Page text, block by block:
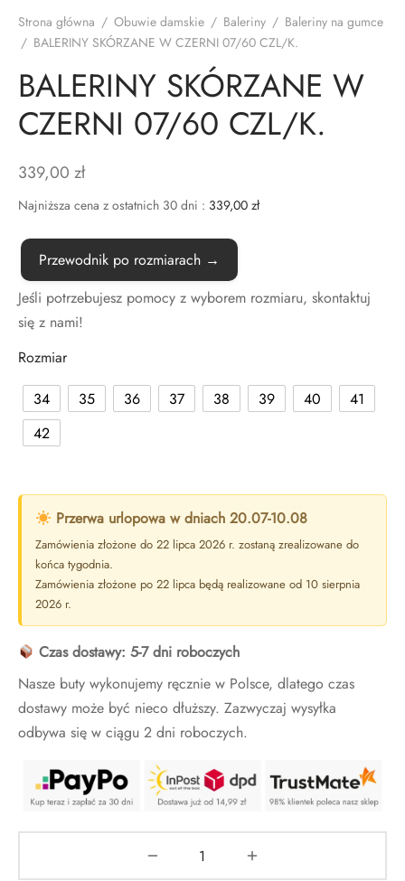
Strona główna / Obuwie damskie / Baleriny / Baleriny na gumce
/ BALERINY SKÓRZANE W CZERNI 07/60 CZL/K.
BALERINY SKÓRZANE W
CZERNI 07/60 CZL/K.
339,00 zł
Najniższa cena z ostatnich 30 dni : 339,00 zł
Przewodnik po rozmiarach →
Jeśli potrzebujesz pomocy z wyborem rozmiaru, skontaktuj
się z nami!
Rozmiar
34
35 36 37 38 39 40
41
42
Przerwa urlopowa w dniach 20.07-10.08
Zamówienia złożone do 22 lipca 2026 r. zostaną zrealizowane do
końca tygodnia.
Zamówienia złożone po 22 lipca będą realizowane od 10 sierpnia
2026 r.
Czas dostawy: 5-7 dni roboczych
Nasze buty wykonujemy ręcznie w Polsce, dlatego czas
dostawy może być nieco dłuższy. Zazwyczaj wysyłka
odbywa się w ciągu 2 dni roboczych.